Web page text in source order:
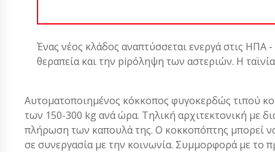
Ένας νέος κλάδος αναπτύσσεται ενεργά στις ΗΠΑ -
θεραπεία και την piρόληψη των αστεριών. Η
Αυτοματοποιημένος κόκκοπος φυγοκερδώς τιπού
των 150-300 kg ανά ώρα. Τηλική αρχιτεκτονική με
πλήρωση των καπουλά της. Ο κοκκοπόπτης μπορεί
σε συνεργασία με την κοινωνία. Συμμορφορά με το